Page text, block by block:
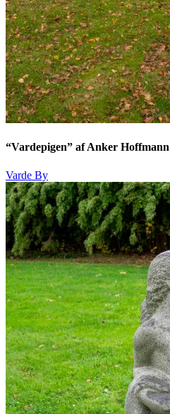
“Vardepigen” af Anker Hoffmann
Varde By